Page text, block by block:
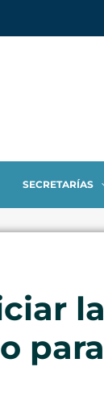
SECRETARÍAS